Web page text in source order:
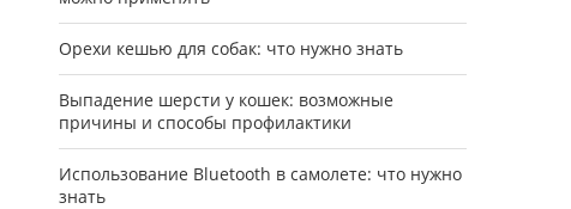
Орехи кешью для собак: что нужно знать
Выпадение шерсти у кошек: возможные
причины и способы профилактики
Использование Bluetooth в самолете: что нужно
знать